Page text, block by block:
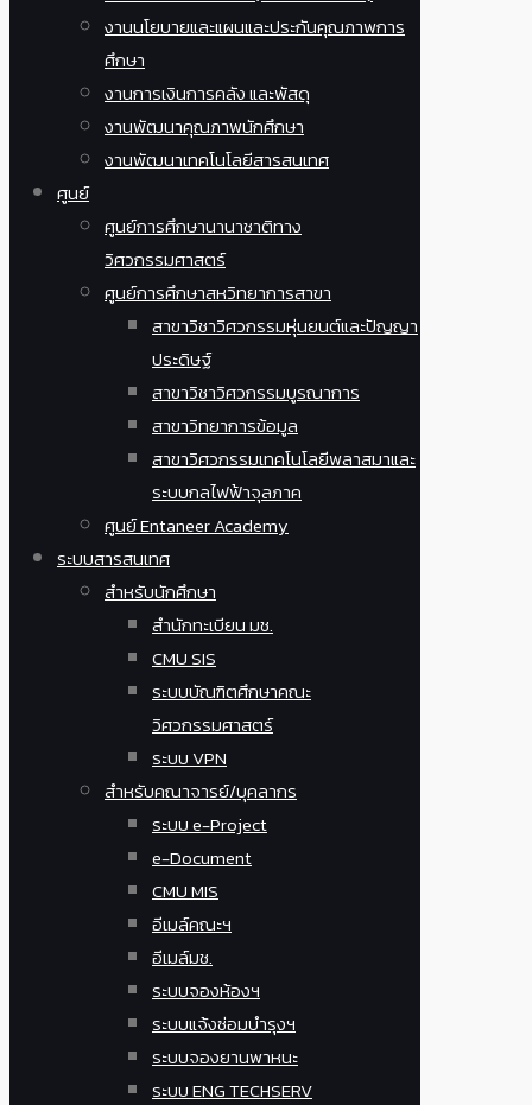
งานนโยบายและแผนและประกันคุณภาพการ
ศึกษา
งานการเงินการคลัง และพัสดุ
งานพัฒนาคุณภาพนักศึกษา
งานพัฒนาเทคโนโลยีสารสนเทศ
ศูนย์
ศูนย์การศึกษานานาชาติทาง
วิศวกรรมศาสตร์
ศูนย์การศึกษาสหวิทยาการสาขา
สาขาวิชาวิศวกรรมหุ่นยนต์และปัญญา
ประดิษฐ์
สาขาวิชาวิศวกรรมบูรณาการ
สาขาวิทยาการข้อมูล
สาขาวิศวกรรมเทคโนโลยีพลาสมาและ
ระบบกลไฟฟ้าจุลภาค
ศูนย์ Entaneer Academy
ระบบสารสนเทศ
สำหรับนักศึกษา
สำนักทะเบียน มช.
CMU SIS
ระบบบัณฑิตศึกษาคณะ
วิศวกรรมศาสตร์
ระบบ VPN
สำหรับคณาจารย์/บุคลากร
ระบบ e-Project
e-Document
CMU MIS
อีเมล์คณะฯ
อีเมล์มช.
ระบบจองห้องฯ
ระบบแจ้งซ่อมบำรุงฯ
ระบบจองยานพาหนะ
ระบบ ENG TECHSERV